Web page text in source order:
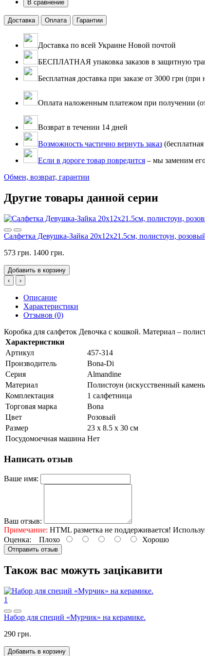
В сравнение
Доставка Оплата Гарантии
Доставка по всей Украине Новой почтой
БЕСПЛАТНАЯ упаковка заказов в защитную
Бесплатная доставка при заказе от 3000 грн
Оплата наложенным платежом при получении
Возврат в течении 14 дней
Возможность частично вернуть заказ
Если в дороге товар повредится – мы заменим
Обмен, возврат, гарантии
Другие товары данной серии
Салфетка Девушка-Зайка 20х12х21.5см, полистоун,
573 грн. 1400 грн.
Добавить в корзину
‹
›
Описание
Характеристики
Отзывов (0)
Коробка для салфеток Девочка с кошкой. Материал –
Характеристики
Артикул
457-314
Производитель
Bona-Di
Серия
Almandine
Материал
Полистоун (искусственный
Комплектация
1 салфетница
Торговая марка
Bona
Цвет
Розовый
Размер
23 х 8.5 х 30 см
Посудомоечная машина Нет
Написать отзыв
Ваше имя:
Ваш отзыв:
Примечание: HTML разметка не поддерживается!
Оценка: Плохо Хорошо
Отправить отзыв
Також вас можуть зацікавити
1
Набор для специй «Мурчик» на керамике.
290 грн.
Добавить в корзину